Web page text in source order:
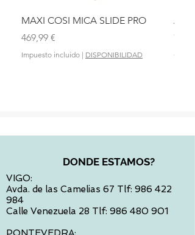
MAXI COSI MICA SLIDE PRO
Precio
469,99 €
Impuesto incluido | DISPONIBILIDAD
DONDE ESTAMOS?
VIGO:
Avda. de las Camelias 67 Tlf: 986 422
984
Calle Venezuela 28 Tlf: 986 480 901